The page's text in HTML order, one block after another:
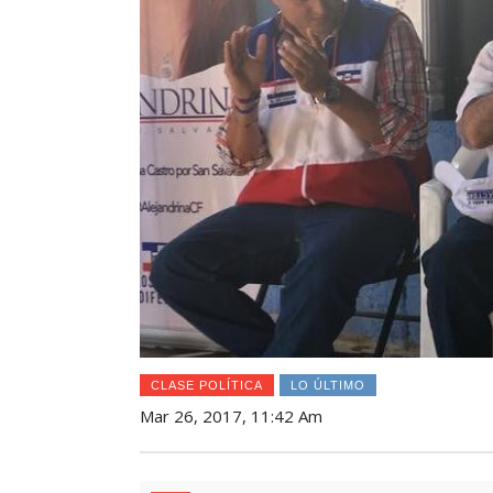
CLASE POLÍTICA LO ÚLTIMO
Mar 26, 2017, 11:42 Am